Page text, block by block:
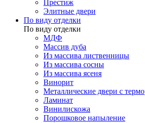
Престиж
Элитные двери
По виду отделки
По виду отделки
МДФ
Массив дуба
Из массива лиственницы
Из массива сосны
Из массива ясеня
Винорит
Металлические двери с
Ламинат
Винилискожа
Порошковое напыление